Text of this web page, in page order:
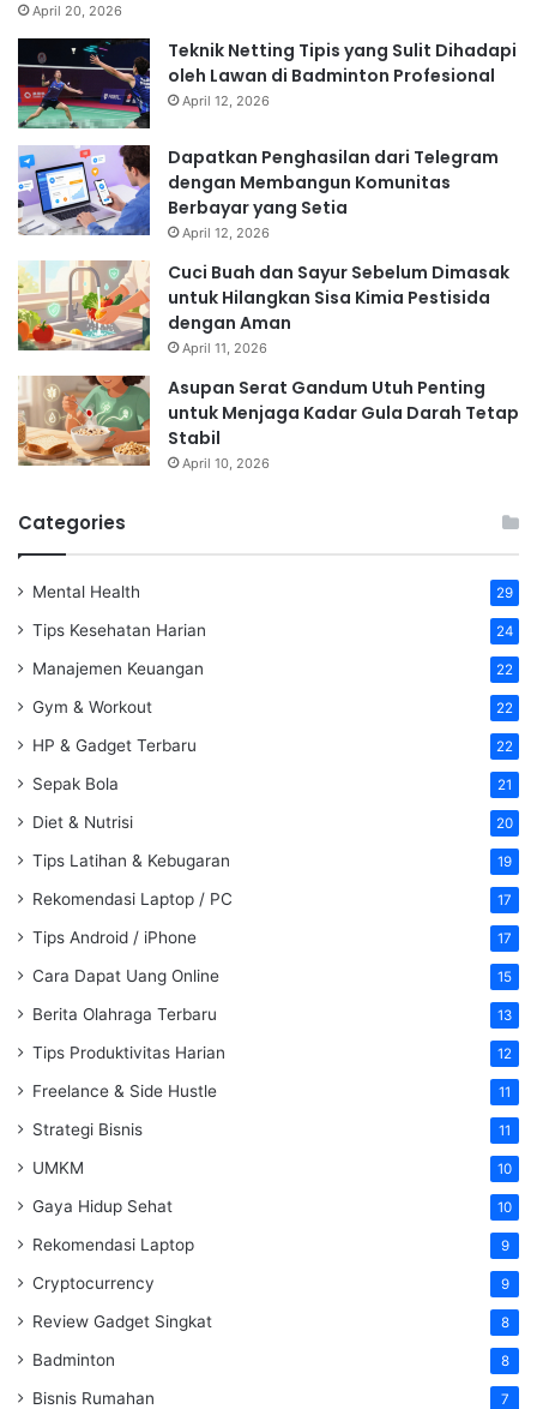
April 20, 2026
Teknik Netting Tipis yang Sulit Dihadapi
oleh Lawan di Badminton Profesional
April 12, 2026
Dapatkan Penghasilan dari Telegram
dengan Membangun Komunitas
Berbayar yang Setia
April 12, 2026
Cuci Buah dan Sayur Sebelum Dimasak
untuk Hilangkan Sisa Kimia Pestisida
dengan Aman
April 11, 2026
Asupan Serat Gandum Utuh Penting
untuk Menjaga Kadar Gula Darah Tetap
Stabil
April 10, 2026
Categories
Mental Health 29
Tips Kesehatan Harian 24
Manajemen Keuangan 22
Gym & Workout 22
HP & Gadget Terbaru 22
Sepak Bola 21
Diet & Nutrisi 20
Tips Latihan & Kebugaran 19
Rekomendasi Laptop / PC 17
Tips Android / iPhone 17
Cara Dapat Uang Online 15
Berita Olahraga Terbaru 13
Tips Produktivitas Harian 12
Freelance & Side Hustle 11
Strategi Bisnis 11
UMKM 10
Gaya Hidup Sehat 10
Rekomendasi Laptop 9
Cryptocurrency 9
Review Gadget Singkat 8
Badminton 8
Bisnis Rumahan 7